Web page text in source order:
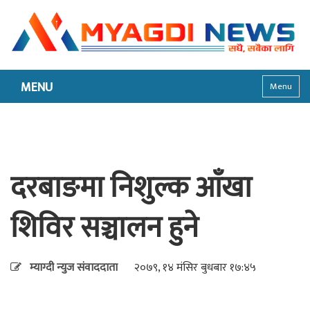
MENU Menu
दरबाङमा निशुल्क आँखा
शिविर सञ्चालन हुने
म्याग्दी न्युज संवाददाता २०७९, १४ मंसिर बुधबार १७:४५